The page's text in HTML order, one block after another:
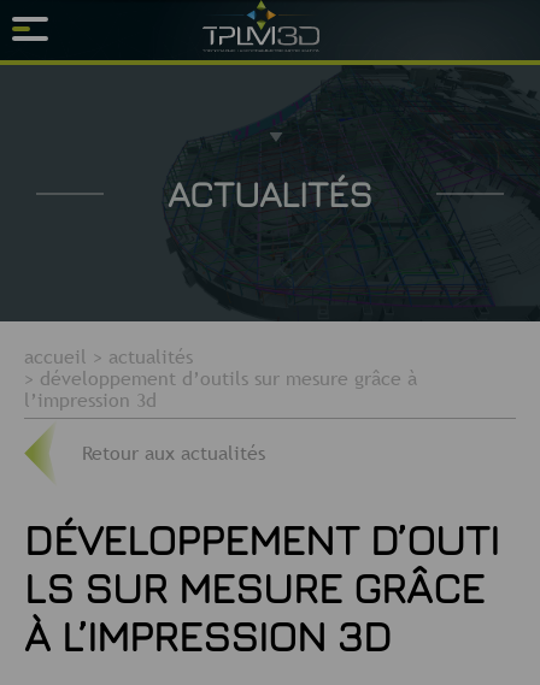
ACTUALITÉS
accueil > actualités
> développement d’outils sur mesure grâce à
l’impression 3d
Retour aux actualités
DÉVELOPPEMENT D’OUTI
LS SUR MESURE GRÂCE
À L’IMPRESSION 3D